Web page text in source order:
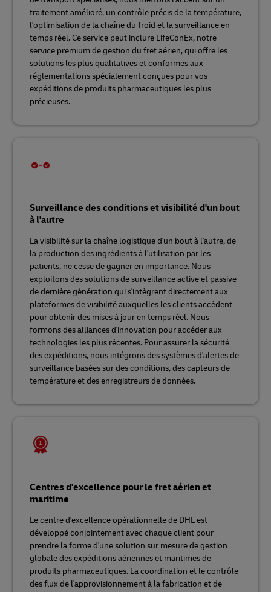
traitement amélioré, un contrôle précis de la température,
l'optimisation de la chaîne du froid et la surveillance en
temps réel. Ce service peut inclure LifeConEx, notre
service premium de gestion du fret aérien, qui offre les
solutions les plus qualitatives et conformes aux
réglementations spécialement conçues pour vos
expéditions de produits pharmaceutiques les plus
précieuses.
Surveillance des conditions et visibilité d'un bout
à l'autre
La visibilité sur la chaîne logistique d'un bout à l'autre, de
la production des ingrédients à l'utilisation par les
patients, ne cesse de gagner en importance. Nous
exploitons des solutions de surveillance active et passive
de dernière génération qui s'intègrent directement aux
plateformes de visibilité auxquelles les clients accèdent
pour obtenir des mises à jour en temps réel. Nous
formons des alliances d'innovation pour accéder aux
technologies les plus récentes. Pour assurer la sécurité
des expéditions, nous intégrons des systèmes d'alertes de
surveillance basées sur des conditions, des capteurs de
température et des enregistreurs de données.
Centres d'excellence pour le fret aérien et
maritime
Le centre d'excellence opérationnelle de DHL est
développé conjointement avec chaque client pour
prendre la forme d'une solution sur mesure de gestion
globale des expéditions aériennes et maritimes de
produits pharmaceutiques. La coordination et le contrôle
des flux de l'approvisionnement à la fabrication et de